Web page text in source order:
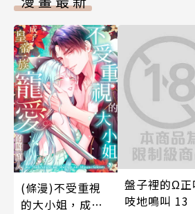
(條漫)不受重視
的大小姐，成了
盤子裡的Ω正
吱地鳴叫 13